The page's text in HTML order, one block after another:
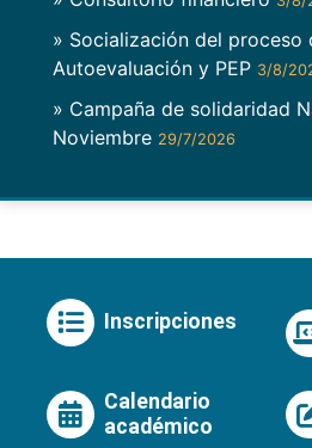
» Socialización del proceso
Autoevaluación y PEP 3/8/
» Campaña de solidaridad
Noviembre 29/7/2026
Inscripciones
Calendario
académico